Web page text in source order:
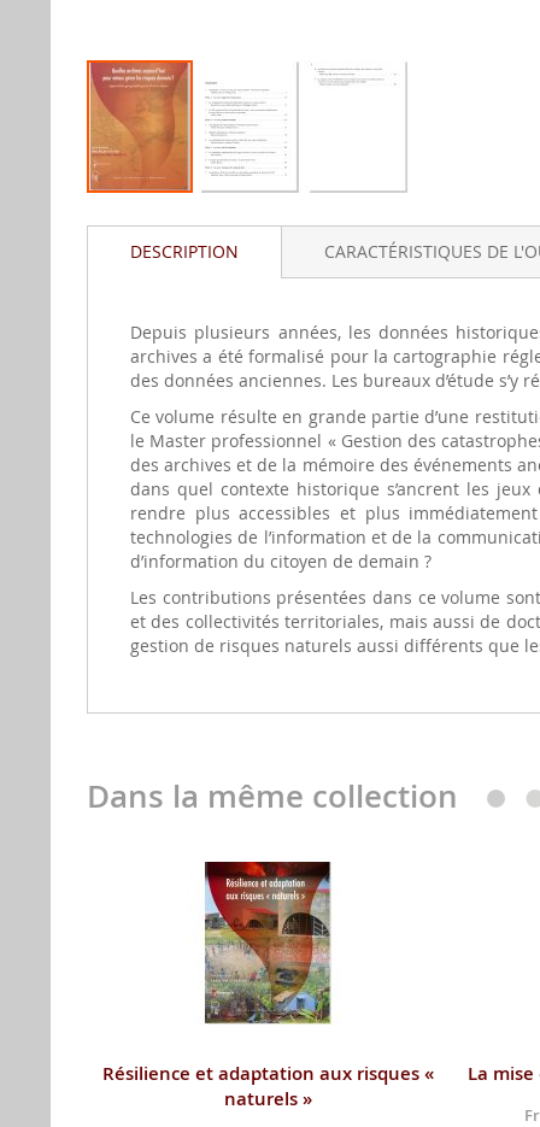
au
début
gallerie
d'image
DESCRIPTION
Depuis plusieurs années, les données
archives a été formalisé pour la cartographie
des données anciennes. Les bureaux d’étude
Ce volume résulte en grande partie d’une
le Master professionnel « Gestion des
des archives et de la mémoire des événements
dans quel contexte historique s’ancrent les
rendre plus accessibles et plus
technologies de l’information et de la
d’information du citoyen de demain ?
Les contributions présentées dans ce volume
et des collectivités territoriales, mais aussi de
gestion de risques naturels aussi différents que
CARACTÉRISTIQUES DE
Dans la même collection
Résilience et adaptation aux risques «
naturels »
La